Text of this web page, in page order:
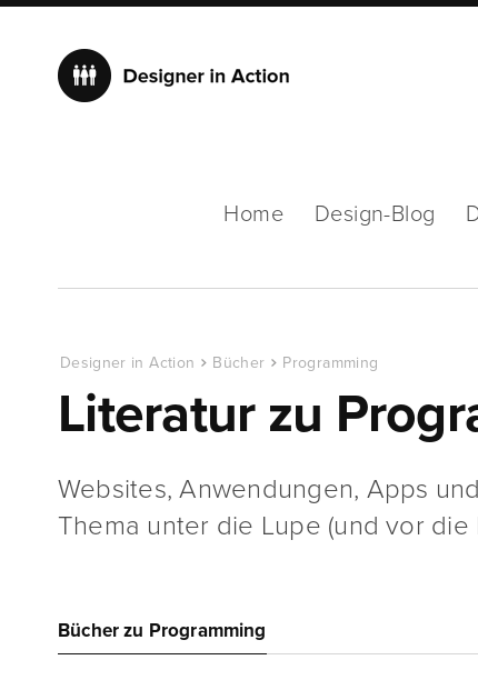
Home Design-Blog
Designer in Action Bücher Programming
Literatur zu
Websites, Anwendungen, Apps
Thema unter die Lupe (und vor
Bücher zu Programming